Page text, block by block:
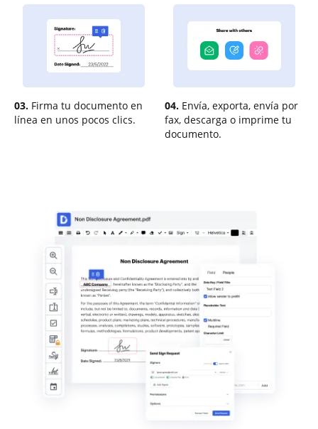
03. Firma tu documento en
línea en unos pocos clics.
04. Envía, exporta, envía por
fax, descarga o imprime tu
documento.